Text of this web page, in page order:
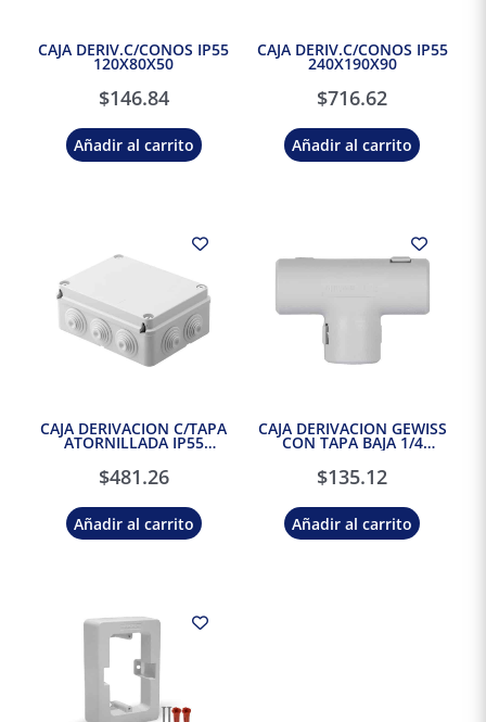
CAJA DERIV.C/CONOS IP55
120X80X50
$146.84
Añadir al carrito
CAJA DERIV.C/CONOS IP55
240X190X90
$716.62
Añadir al carrito
CAJA DERIVACION C/TAPA
ATORNILLADA IP55
$481.26
Añadir al carrito
CAJA DERIVACION GEWISS
CON TAPA BAJA 1/4
VUELTA IP55 100X100X50
$135.12
Añadir al carrito